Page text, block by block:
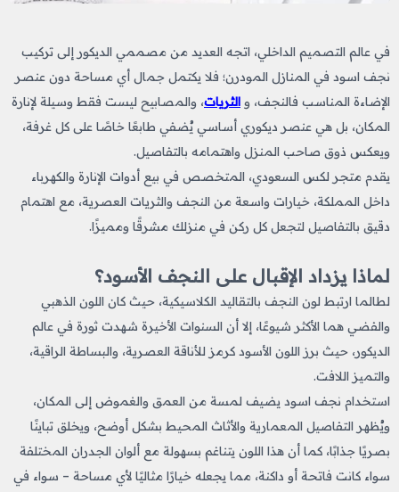
في عالم التصميم الداخلي، اتجه العديد من مصممي الديكور إلى تركيب
نجف اسود​ في المنازل المودرن؛ فلا يكتمل جمال أي مساحة دون عنصر
الإضاءة المناسب فالنجف، و الثريات، والمصابيح ليست فقط وسيلة لإنارة
المكان، بل هي عنصر ديكوري أساسي يُضفي طابعًا خاصًا على كل غرفة،
ويعكس ذوق صاحب المنزل واهتمامه بالتفاصيل.
يقدم متجر لكس السعودي، المتخصص في بيع أدوات الإنارة والكهرباء
داخل المملكة، خيارات واسعة من النجف والثريات العصرية، مع اهتمام
دقيق بالتفاصيل لتجعل كل ركن في منزلك مشرقًا ومميزًا.
لماذا يزداد الإقبال على النجف الأسود؟
لطالما ارتبط لون النجف بالتقاليد الكلاسيكية، حيث كان اللون الذهبي
والفضي هما الأكثر شيوعًا، إلا أن السنوات الأخيرة شهدت ثورة في عالم
الديكور، حيث برز اللون الأسود كرمز للأناقة العصرية، والبساطة الراقية،
والتميز اللافت.
استخدام نجف اسود يضيف لمسة من العمق والغموض إلى المكان،
ويُظهر التفاصيل المعمارية والأثاث المحيط بشكل أوضح، ويخلق تباينًا
بصريًا جذابًا، كما أن هذا اللون يتناغم بسهولة مع ألوان الجدران المختلفة
سواء كانت فاتحة أو داكنة، مما يجعله خيارًا مثاليًا لأي مساحة – سواء في